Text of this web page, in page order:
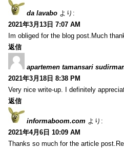
da lavabo より:
2021年3月13日 7:07 AM
Im obliged for the blog post.Much
返信
apartemen tamansari
2021年3月18日 8:38 PM
Very nice write-up. I definitely
返信
informaboom.com より:
2021年4月6日 10:09 AM
Thanks so much for the article